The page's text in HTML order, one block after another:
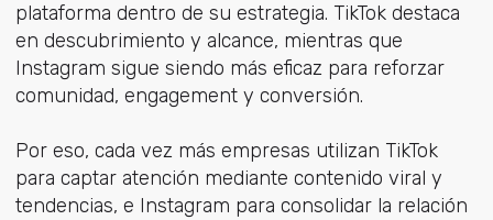
plataforma dentro de su estrategia. TikTok destaca
en descubrimiento y alcance, mientras que
Instagram sigue siendo más eficaz para reforzar
comunidad, engagement y conversión.
Por eso, cada vez más empresas utilizan TikTok
para captar atención mediante contenido viral y
tendencias, e Instagram para consolidar la relación